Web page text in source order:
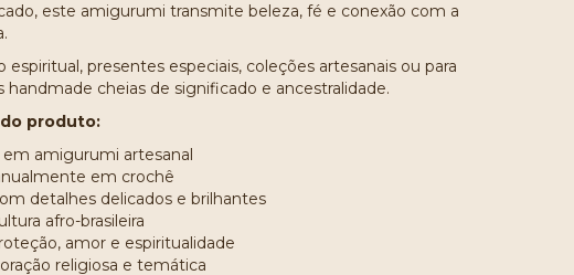
este amigurumi transmite beleza, fé e conexão com a
espiritual, presentes especiais, coleções artesanais ou para
handmade cheias de significado e ancestralidade.
produto:
em amigurumi artesanal
em crochê
detalhes delicados e brilhantes
afro-brasileira
amor e espiritualidade
religiosa e temática